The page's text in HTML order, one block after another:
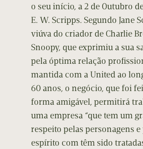
o seu início, a 2 de Outubro
E. W. Scripps. Segundo Jane
viúva do criador de Charlie
Snoopy, que exprimiu a sua
pela óptima relação
mantida com a United ao
60 anos, o negócio, que foi
forma amigável, permitirá
uma empresa “que tem um
respeito pelas personagens e
espírito com têm sido